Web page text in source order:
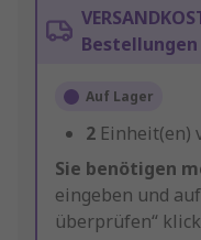
Bestellungen
Auf Lager
2 Einheit(en)
Sie benötigen
eingeben und
überprüfen“